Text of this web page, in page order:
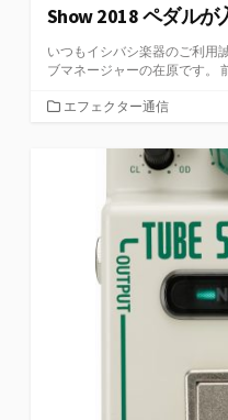
Show 2018 ペダルが
いつもイシバシ楽器のご利用
ブマネージャーの在原です。
カエフェクター通信